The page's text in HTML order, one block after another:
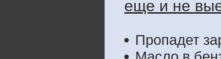
еще и не
Пропадет